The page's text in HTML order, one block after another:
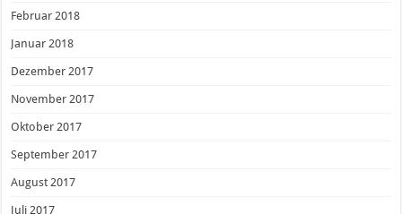
Februar 2018
Januar 2018
Dezember 2017
November 2017
Oktober 2017
September 2017
August 2017
Juli 2017